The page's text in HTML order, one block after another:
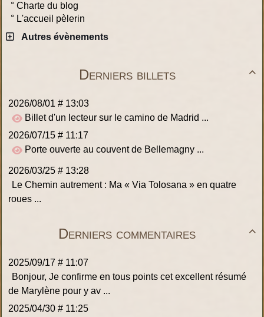
° Charte du blog
° L'accueil pèlerin
Autres évènements

Derniers billets
2026/08/01 # 13:03
Billet d'un lecteur sur le camino de Madrid ...
2026/07/15 # 11:17
Porte ouverte au couvent de Bellemagny ...
2026/03/25 # 13:28
Le Chemin autrement : Ma « Via Tolosana » en quatre
roues ...

Derniers commentaires
2025/09/17 # 11:07
Bonjour, Je confirme en tous points cet excellent résumé
de Marylène pour y av ...
2025/04/30 # 11:25